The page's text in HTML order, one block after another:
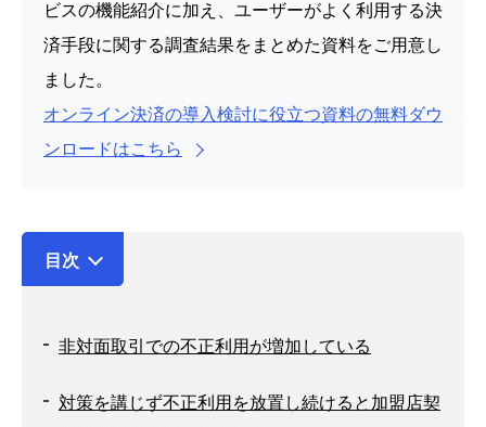
ビスの機能紹介に加え、ユーザーがよく利用する決
済手段に関する調査結果をまとめた資料をご用意し
ました。
オンライン決済の導入検討に役立つ資料の無料ダウ
ンロードはこちら
目次
非対面取引での不正利用が増加している
対策を講じず不正利用を放置し続けると加盟店契